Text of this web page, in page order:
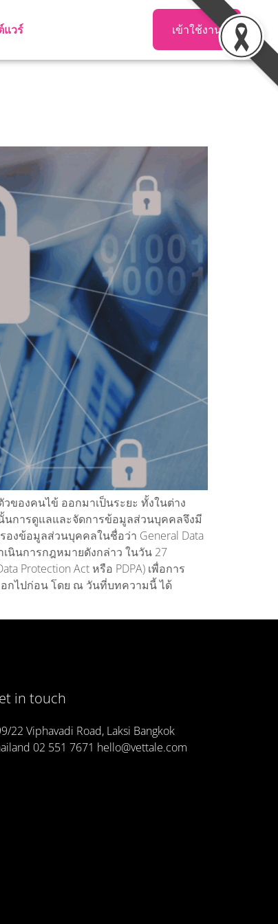
วร์ เข้าใช้งาน
องคนไข้ ออกมาเป็นระยะ ทั้งในต่าง
นการดูแลและจัดการข้อมูลส่วนบุคคลจึงมี
งข้อมูลส่วนบุคคลในชื่อว่า General Data
นินการกฎหมายดังกล่าว ในวัน 27
Protection Act หรือ PDPA) เพื่อการ
กไปก่อน โดย ณ วันที่บทความนี้ ได้
in touch
22 Viphavadi Road, Laksi Bangkok
02 551 7671 hello@vettale.com